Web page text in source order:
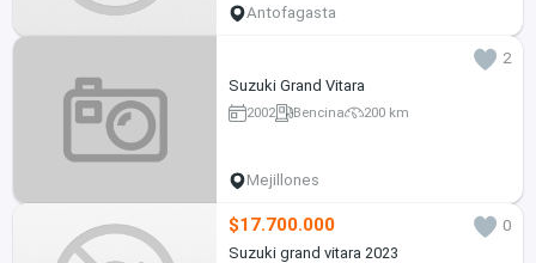
Antofagasta
2
Suzuki Grand Vitara
2002 Bencina 200 km
Mejillones
$17.700.000
0
Suzuki grand vitara 2023